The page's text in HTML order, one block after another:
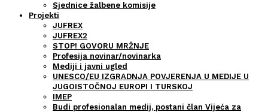
Sjednice žalbene komisije
Projekti
JUFREX
JUFREX2
STOP! GOVORU MRŽNJE
Profesija novinar/novinarka
Mediji i javni ugled
UNESCO/EU IZGRADNJA POVJERENJA U MEDIJE U
JUGOISTOČNOJ EUROPI I TURSKOJ
IMEP
Budi profesionalan medij, postani član Vijeća za